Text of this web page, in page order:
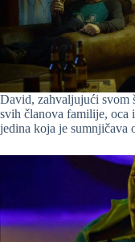
David, zahvaljujući svom
svih članova familije, oca
jedina koja je sumnjičava